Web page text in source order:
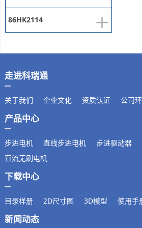
+
86HK2114
走进科瑞通
关于我们 企业文化 资质认证 公司
产品中心
步进电机 直线步进电机 步进驱动器
直流无刷电机
下载中心
目录样册 2D尺寸图 3D模型 使用手
新闻动态